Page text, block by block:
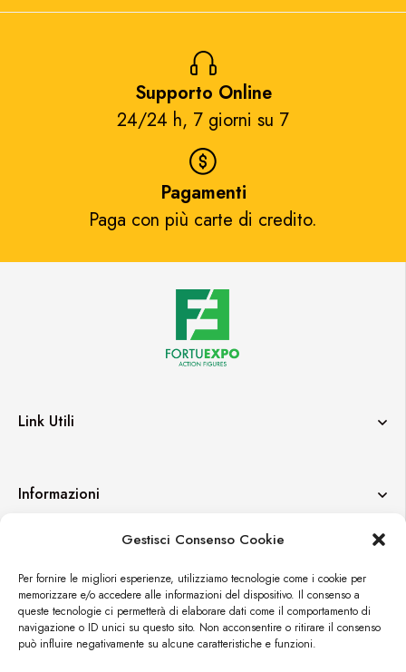
Gestisci Consenso Cookie
Per fornire le migliori esperienze, utilizziamo tecnologie come i cookie per
memorizzare e/o accedere alle informazioni del dispositivo. Il consenso a
queste tecnologie ci permetterà di elaborare dati come il comportamento di
navigazione o ID unici su questo sito. Non acconsentire o ritirare il consenso
può influire negativamente su alcune caratteristiche e funzioni.
Supporto Online
24/24 h, 7 giorni su 7​
Pagamenti
Paga con più carte di credito.​
Link Utili
Informazioni